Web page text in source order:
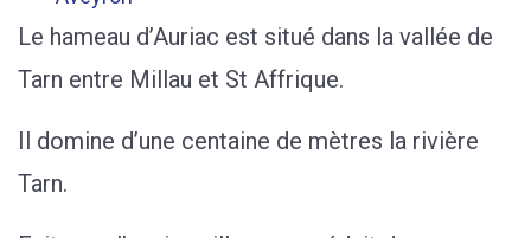
Le hameau d’Auriac est situé dans la vallée de
Tarn entre Millau et St Affrique.
Il domine d’une centaine de mètres la rivière
Tarn.